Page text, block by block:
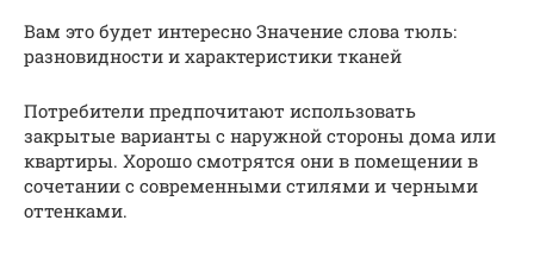
Вам это будет интересно Значение слова тюль:
разновидности и характеристики тканей
Потребители предпочитают использовать
закрытые варианты с наружной стороны дома или
квартиры. Хорошо смотрятся они в помещении в
сочетании с современными стилями и черными
оттенками.